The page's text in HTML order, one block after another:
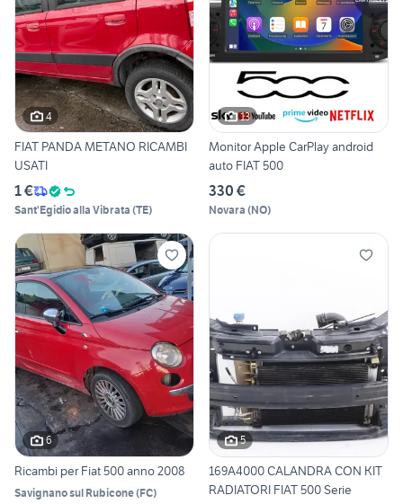
4
FIAT PANDA METANO RICAMBI
USATI
1 €
Sant'Egidio alla Vibrata (TE)
13
Monitor Apple CarPlay android
auto FIAT 500
330 €
Novara (NO)
6
Ricambi per Fiat 500 anno 2008
Savignano sul Rubicone(FC)
5
169A4000 CALANDRA CON KIT
RADIATORI FIAT 500 Serie